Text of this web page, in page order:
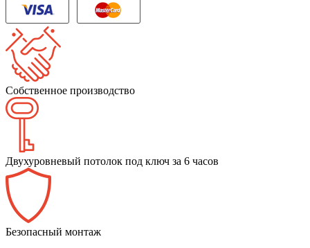
Собственное производство
Двухуровневый потолок под ключ за 6 часов
Безопасный монтаж